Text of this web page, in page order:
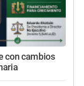
con cambios